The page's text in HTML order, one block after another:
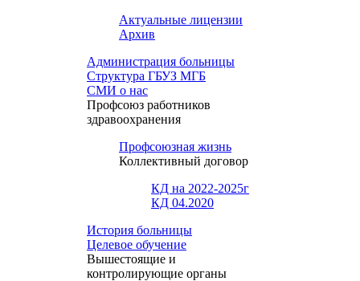
Актуальные лицензии
Архив
Администрация больницы
Структура ГБУЗ МГБ
СМИ о нас
Профсоюз работников
здравоохранения
Профсоюзная жизнь
Коллективный договор
КД на 2022-2025г
КД 04.2020
История больницы
Целевое обучение
Вышестоящие и
контролирующие органы